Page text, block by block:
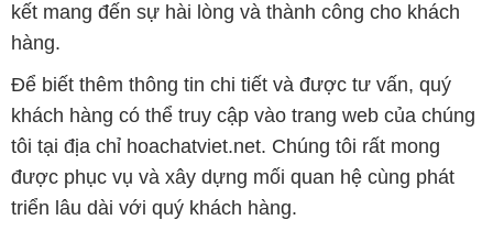
kết mang đến sự hài lòng và thành công cho khách
hàng.
Để biết thêm thông tin chi tiết và được tư vấn, quý
khách hàng có thể truy cập vào trang web của chúng
tôi tại địa chỉ hoachatviet.net. Chúng tôi rất mong
được phục vụ và xây dựng mối quan hệ cùng phát
triển lâu dài với quý khách hàng.